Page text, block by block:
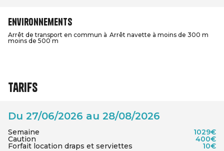
Environnements
Arrêt de transport en commun à
moins de 500 m
Arrêt navette à moins de 300 m
Tarifs
Du 27/06/2026 au 28/08/2026
Semaine 1029€
Caution 400€
Forfait location draps et serviettes 10€